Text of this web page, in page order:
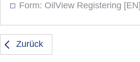
Form: OilView Registering [EN]
Zurück